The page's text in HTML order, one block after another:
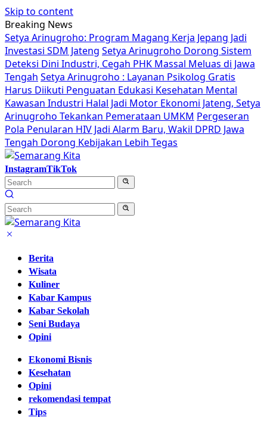
Skip to content
Breaking News
Setya Arinugroho: Program Magang Kerja Jepang Jadi
Investasi SDM Jateng Setya Arinugroho Dorong Sistem
Deteksi Dini Industri, Cegah PHK Massal Meluas di Jawa
Tengah Setya Arinugroho : Layanan Psikolog Gratis
Harus Diikuti Penguatan Edukasi Kesehatan Mental
Kawasan Industri Halal Jadi Motor Ekonomi Jateng, Setya
Arinugroho Tekankan Pemerataan UMKM Pergeseran
Pola Penularan HIV Jadi Alarm Baru, Wakil DPRD Jawa
Tengah Dorong Kebijakan Lebih Tegas
InstagramTikTok
Berita
Wisata
Kuliner
Kabar Kampus
Kabar Sekolah
Seni Budaya
Opini
Ekonomi Bisnis
Kesehatan
Opini
rekomendasi tempat
Tips